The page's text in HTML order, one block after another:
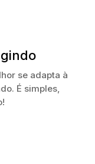
se adapta à
É simples,